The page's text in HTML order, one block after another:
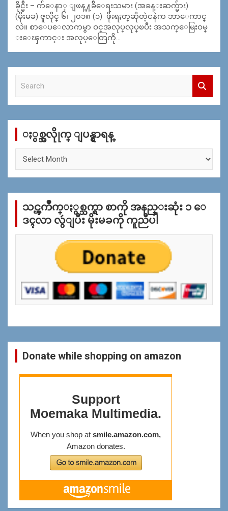
ခိုင္မ်ဴိး – က်​​ေနာ္ ​ျဖန္​႔ခ်ိ​ေရးသမား (အခန္းဆက္မ်ား)
(မိုးမခ) ဇူလိုင္ ၆၊ ၂၀၁၈ (၁) ဖိုးရႈတ္​ဆိုတဲ့ငနဲက ဘာ​ေကာင္​
လဲ။ စာ​ေပ​ေလာကမွာ ဝင္​အလုပ္​လုပ္​ၿပီး အသက္​​ေမြးဝမ္​
း​ေၾကာင္​း အလုပ္​​ေတြကို…
c
ႏွစ္အလိုုက္ ျပန္ရွာရန္
က္
န္
သင္ၾကိဳက္ႏွစ္သက္ရာ စာကို အနည္းဆုံး ၁ ေ
ဒၚလာ လွဴျပီး မိုးမခကို ကူညီပါ
Donate while shopping on amazon